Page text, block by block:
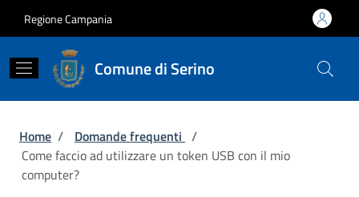
Regione Campania
Comune di Serino
Briciole di pane
Home / Domande frequenti /
Come faccio ad utilizzare un token USB con il mio
computer?